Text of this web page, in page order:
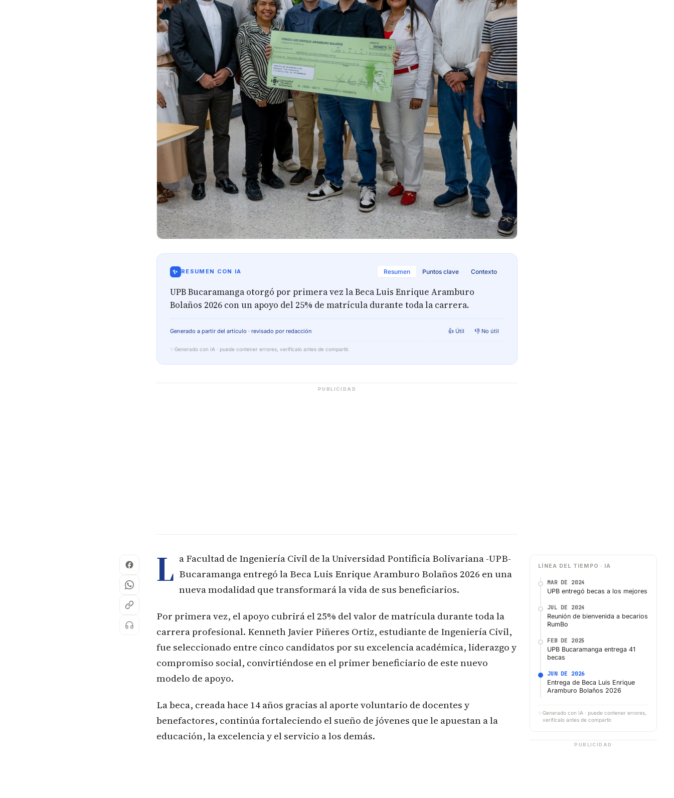
✨ RESUMEN CON IA Resumen Puntos clave Contexto
UPB Bucaramanga otorgó por primera vez la Beca Luis Enrique Aramburo
Bolaños 2026 con un apoyo del 25% de matrícula durante toda la carrera.
Generado a partir del artículo · revisado por redacción 👍 Útil 👎 No útil
✨ Generado con IA · puede contener errores, verifícalo antes de compartir.
PUBLICIDAD
L a Facultad de Ingeniería Civil de la Universidad Pontificia Bolivariana -UPB-
Bucaramanga entregó la Beca Luis Enrique Aramburo Bolaños 2026 en una
nueva modalidad que transformará la vida de sus beneficiarios.
Por primera vez, el apoyo cubrirá el 25% del valor de matrícula durante toda la
carrera profesional. Kenneth Javier Piñeres Ortiz, estudiante de Ingeniería Civil,
fue seleccionado entre cinco candidatos por su excelencia académica, liderazgo y
compromiso social, convirtiéndose en el primer beneficiario de este nuevo
modelo de apoyo.
La beca, creada hace 14 años gracias al aporte voluntario de docentes y
benefactores, continúa fortaleciendo el sueño de jóvenes que le apuestan a la
educación, la excelencia y el servicio a los demás.
LÍNEA DEL TIEMPO · IA
MAR DE 2024
UPB entregó becas a los mejores
JUL DE 2024
Reunión de bienvenida a becarios
RumBo
FEB DE 2025
UPB Bucaramanga entrega 41
becas
JUN DE 2026
Entrega de Beca Luis Enrique
Aramburo Bolaños 2026
✨ Generado con IA · puede contener errores,
verifícalo antes de compartir.
PUBLICIDAD